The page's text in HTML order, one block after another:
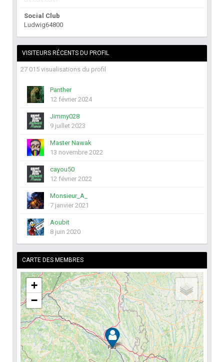
Social Club
Ludwig64800
VISITEURS RÉCENTS DU PROFIL
27 015 visualisations du profil
Panther
12 février 2024
Jimmy028
9 juillet 2023
Master Nawak
13 novembre 2022
cayou50
12 février 2022
Monsieur_A_
7 janvier 2021
Aoubit
8 juin 2020
CARTE DES MEMBRES